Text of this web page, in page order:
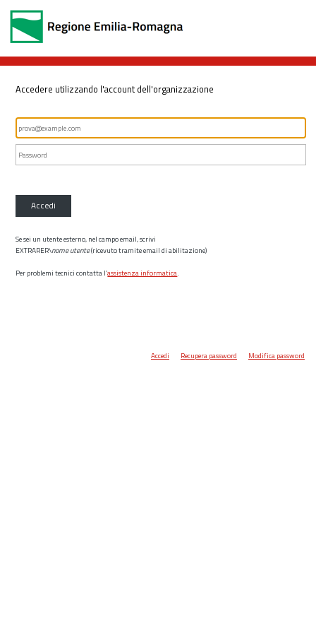
Accedere utilizzando l'account dell'organizzazione
Accedi
Se sei un utente esterno, nel campo email, scrivi
EXTRARER\nome utente(ricevuto tramite email di abilitazione)
Per problemi tecnici contatta l’assistenza informatica.
Accedi Recupera password Modifica password